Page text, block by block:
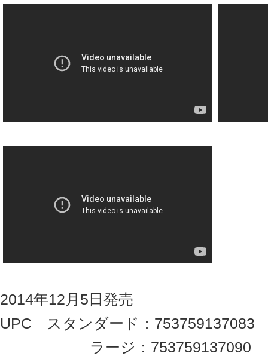
2014年12月5日発売
UPC スタンダード：753759137083
ラージ：753759137090